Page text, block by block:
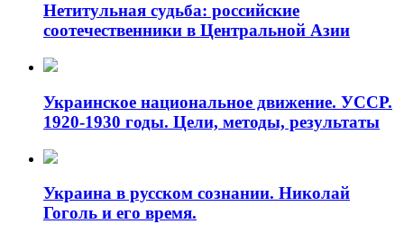
Нетитульная судьба: российские
соотечественники в Центральной Азии
Украинское национальное движение. УССР.
1920-1930 годы. Цели, методы, результаты
Украина в русском сознании. Николай
Гоголь и его время.